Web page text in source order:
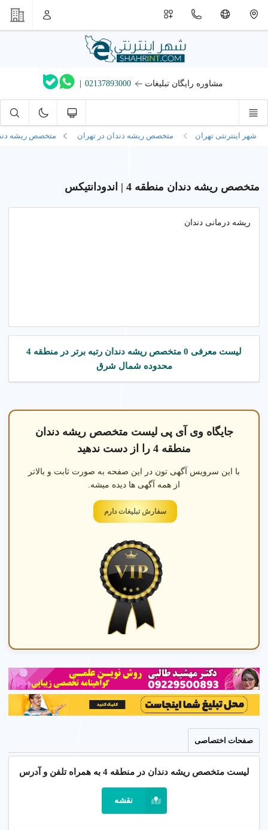
مشاوره رایگان تبلیغات 02137893000
|
شهر اینترنتی تهران متخصص ریشه دندان در تهران متخصص ریشه
متخصص ریشه دندان منطقه 4 | اندودانتیکس
ریشه درمانی دندان
لیست معرفی 0 متخصص ریشه دندان رتبه برتر در منطقه 4
محدوده شمال شرق
جایگاه وی آی پی لیست متخصص ریشه دندان
منطقه 4 را از دست ندهید
با این سرویس آگهی تون در این صفحه به صورت ثابت و بالاتر
از همه آگهی ها دیده میشه.
سفارش تبلیغات دارم
صفحات اختصاصی
لیست متخصص ریشه دندان در منطقه 4 به همراه تلفن و آدرس
نقشه